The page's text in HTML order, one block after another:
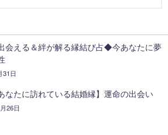
会える＆絆が解る縁結び占◆今あなたに夢
31日
なたに訪れている結婚縁】運命の出会い
26日